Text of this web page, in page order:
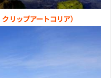
リップアートコリア）